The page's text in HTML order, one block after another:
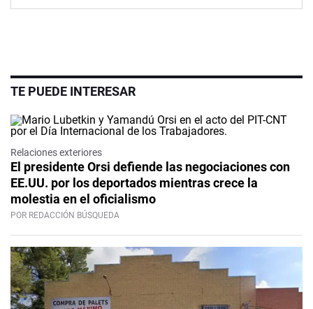
TE PUEDE INTERESAR
Relaciones exteriores
El presidente Orsi defiende las negociaciones con
EE.UU. por los deportados mientras crece la
molestia en el oficialismo
POR REDACCIÓN BÚSQUEDA